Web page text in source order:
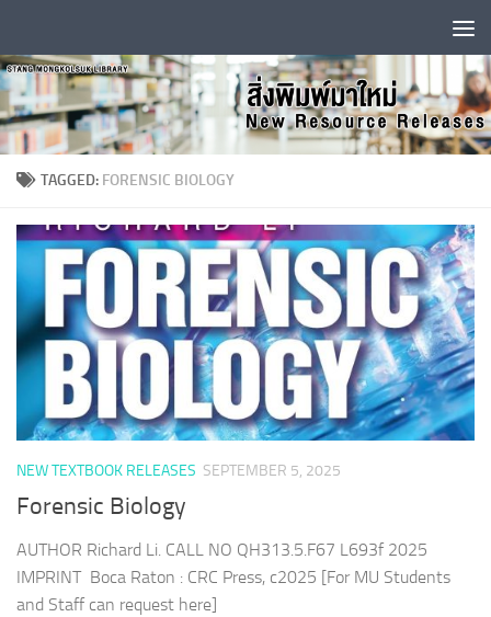
TAGGED: FORENSIC BIOLOGY
NEW TEXTBOOK RELEASES SEPTEMBER 5, 2025
Forensic Biology
AUTHOR Richard Li. CALL NO QH313.5.F67 L693f 2025
IMPRINT Boca Raton : CRC Press, c2025 [For MU Students
and Staff can request here]